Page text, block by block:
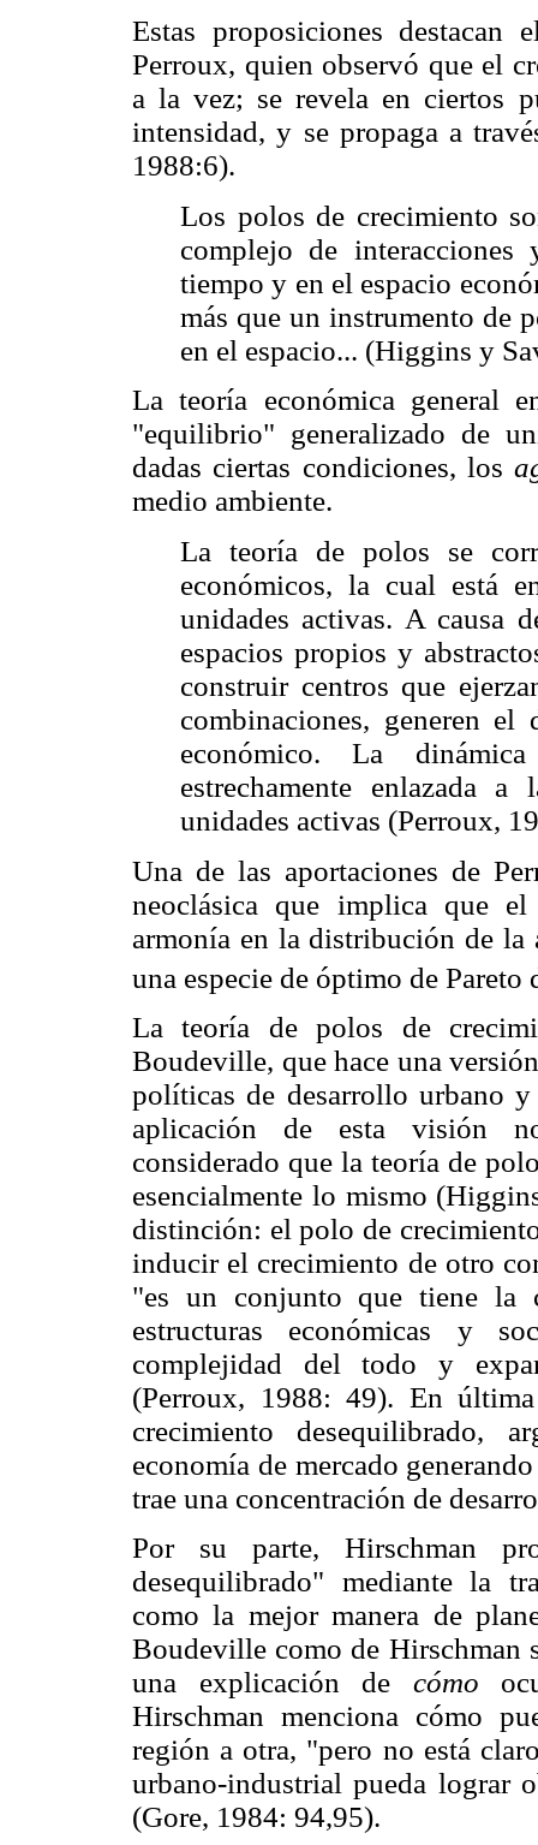
Estas proposiciones
Perroux, quien observó que el
a la vez; se revela en ciertos
intensidad, y se propaga a
1988:6).
Los polos de crecimiento
complejo de interacciones
tiempo y en el espacio
más que un instrumento de
en el espacio... (Higgins y
La teoría económica general
"equilibrio" generalizado de
dadas ciertas condiciones, los
medio ambiente.
La teoría de polos se
económicos, la cual está
unidades activas. A causa
espacios propios y
construir centros que
combinaciones, generen
económico. La
estrechamente enlazada
unidades activas (Perroux,
Una de las aportaciones de
neoclásica que implica que el
armonía en la distribución de la
una especie de óptimo de
La teoría de polos de
Boudeville, que hace una
políticas de desarrollo urbano
aplicación de esta visión
considerado que la teoría de
esencialmente lo mismo
distinción: el polo de
inducir el crecimiento de otro
"es un conjunto que tiene la
estructuras económicas y
complejidad del todo y
(Perroux, 1988: 49). En
crecimiento desequilibrado,
economía de mercado
trae una concentración de
Por su parte, Hirschman
desequilibrado" mediante la
como la mejor manera de
Boudeville como de Hirschman
una explicación de cómo
Hirschman menciona cómo
región a otra, "pero no está
urbano-industrial pueda lograr
(Gore, 1984: 94,95).